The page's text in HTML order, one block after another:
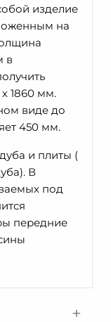
изделие
на
в
1860 мм.
виде до
450 мм.
и плиты (
В
под
передние